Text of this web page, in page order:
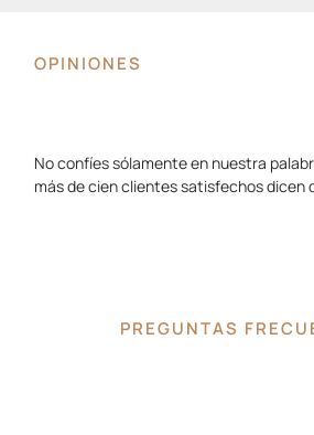
OPINIONES
No confíes sólamente en nuestra
más de cien clientes satisfechos dicen
PREGUNTAS